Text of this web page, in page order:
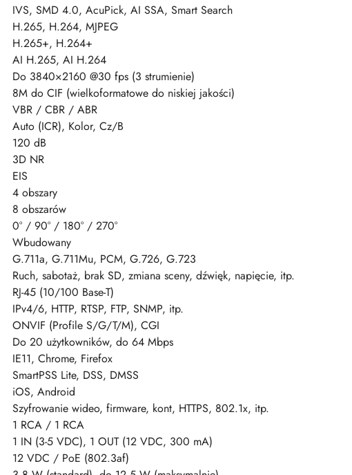
IVS, SMD 4.0, AcuPick, AI SSA, Smart Search
H.265, H.264, MJPEG
H.265+, H.264+
AI H.265, AI H.264
Do 3840×2160 @30 fps (3 strumienie)
8M do CIF (wielkoformatowe do niskiej jakości)
VBR / CBR / ABR
Auto (ICR), Kolor, Cz/B
120 dB
3D NR
EIS
4 obszary
8 obszarów
0° / 90° / 180° / 270°
Wbudowany
G.711a, G.711Mu, PCM, G.726, G.723
Ruch, sabotaż, brak SD, zmiana sceny, dźwięk, napięcie, itp.
RJ-45 (10/100 Base-T)
IPv4/6, HTTP, RTSP, FTP, SNMP, itp.
ONVIF (Profile S/G/T/M), CGI
Do 20 użytkowników, do 64 Mbps
IE11, Chrome, Firefox
SmartPSS Lite, DSS, DMSS
iOS, Android
Szyfrowanie wideo, firmware, kont, HTTPS, 802.1x, itp.
1 RCA / 1 RCA
1 IN (3-5 VDC), 1 OUT (12 VDC, 300 mA)
12 VDC / PoE (802.3af)